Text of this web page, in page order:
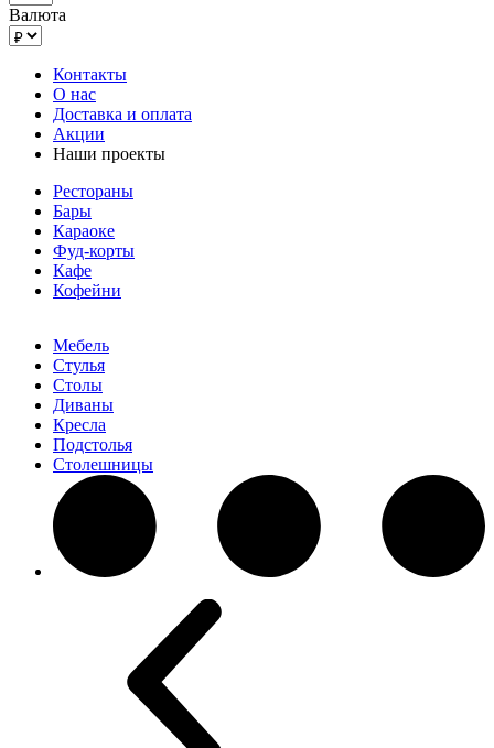
Валюта
Контакты
О нас
Доставка и оплата
Акции
Наши проекты
Рестораны
Бары
Караоке
Фуд-корты
Кафе
Кофейни
Мебель
Стулья
Столы
Диваны
Кресла
Подстолья
Столешницы